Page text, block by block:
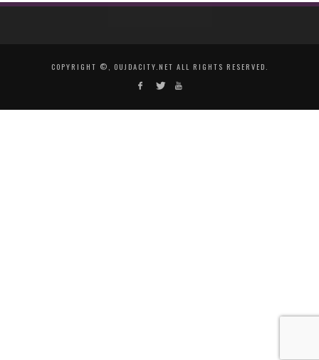
COPYRIGHT ©, OUJDACITY.NET ALL RIGHTS RESERVED.